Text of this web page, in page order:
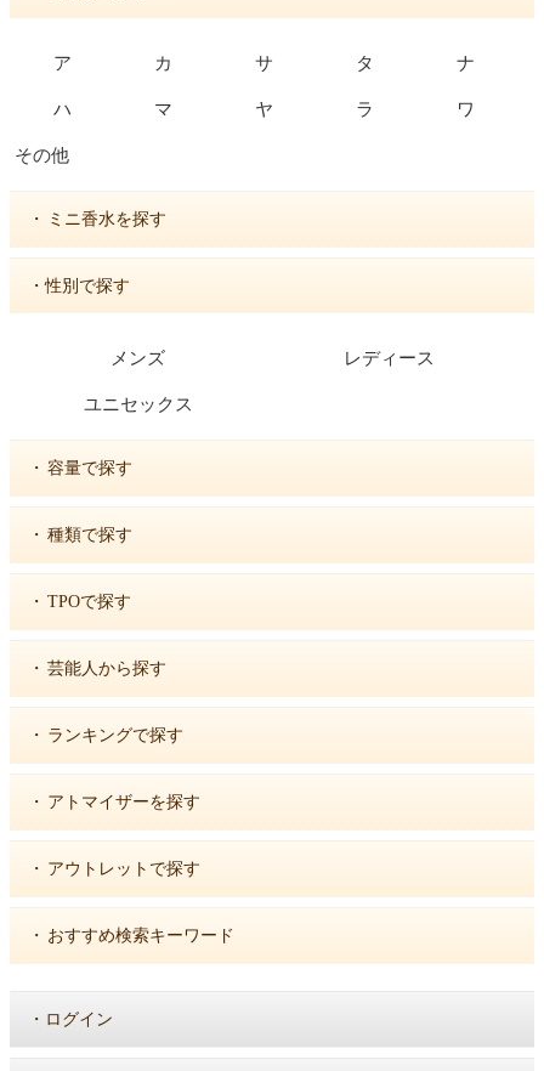
ア カ サ タ ナ
ハ マ ヤ ラ ワ
その他
・ ミニ香水を探す
・性別で探す
メンズ レディース
ユニセックス
・ 容量で探す
・ 種類で探す
・ TPOで探す
・ 芸能人から探す
・ ランキングで探す
・ アトマイザーを探す
・ アウトレットで探す
・ おすすめ検索キーワード
・ ログイン